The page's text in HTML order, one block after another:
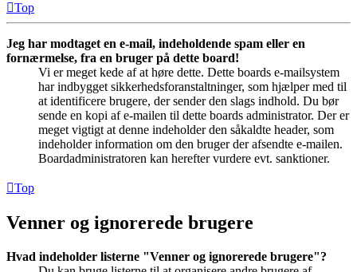
Top
Jeg har modtaget en e-mail, indeholdende spam eller en
fornærmelse, fra en bruger på dette board!
Vi er meget kede af at høre dette. Dette boards e-mailsystem
har indbygget sikkerhedsforanstaltninger, som hjælper med til
at identificere brugere, der sender den slags indhold. Du bør
sende en kopi af e-mailen til dette boards administrator. Der er
meget vigtigt at denne indeholder den såkaldte header, som
indeholder information om den bruger der afsendte e-mailen.
Boardadministratoren kan herefter vurdere evt. sanktioner.
Top
Venner og ignorerede brugere
Hvad indeholder listerne "Venner og ignorerede brugere"?